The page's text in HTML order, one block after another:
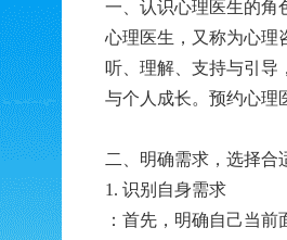
一、认识心理医生的角
心理医生，又称为心理
听、理解、支持与引导
与个人成长。预约心理
二、明确需求，选择合
1. 识别自身需求
：首先，明确自己当